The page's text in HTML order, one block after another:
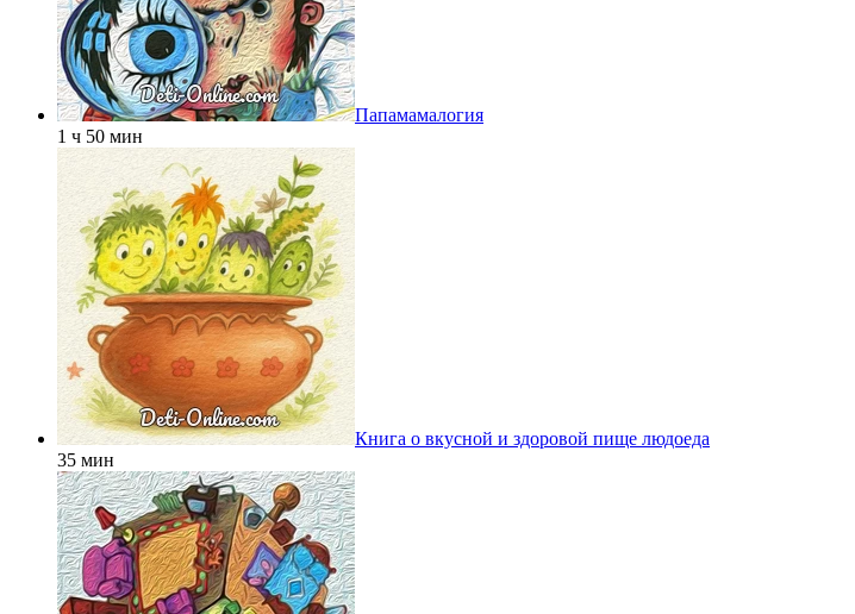
Папамамалогия
1 ч 50 мин
Книга о вкусной и здоровой пище людоеда
35 мин